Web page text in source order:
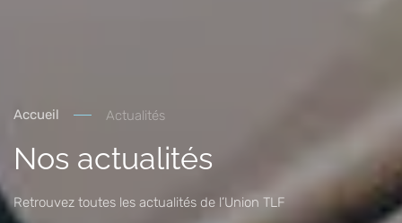
Accueil Actualités
Nos actualités
Retrouvez toutes les actualités de l’Union TLF